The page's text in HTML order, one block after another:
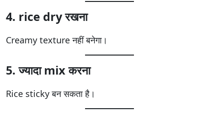
4. rice dry रखना
Creamy texture नहीं बनेगा।
5. ज्यादा mix करना
Rice sticky बन सकता है।